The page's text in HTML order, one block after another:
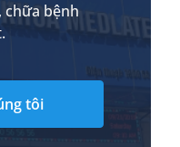
chữa bệnh
tôi